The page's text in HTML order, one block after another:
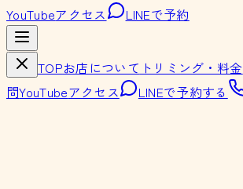
YouTubeアクセス LINEで予約
TOPお店について トリミング・料金
問YouTubeアクセス LINEで予約する